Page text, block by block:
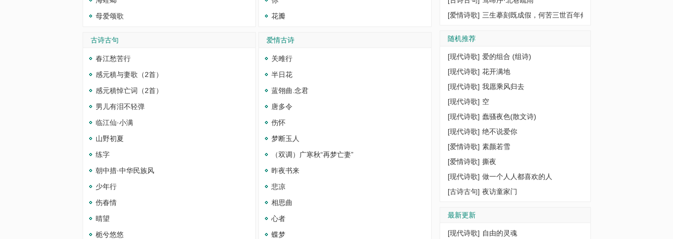
母爱颂歌
花瓣
古诗古句
春江愁苦行
感元稹与妻歌（2首）
感元稹悼亡词（2首）
男儿有泪不轻弹
临江仙·小满
山野初夏
练字
朝中措·中华民族风
少年行
伤春情
晴望
栀兮悠悠
爱情古诗
关雎行
半日花
蓝翎曲.念君
唐多令
伤怀
梦断玉人
（双调）广寒秋“再梦亡妻”
昨夜书来
悲凉
相思曲
心者
蝶梦
[爱情诗歌] 三生摹刻既成假，何苦三世百年修
随机推荐
[现代诗歌] 爱的组合 (组诗)
[现代诗歌] 花开满地
[现代诗歌] 我愿乘风归去
[现代诗歌] 空
[现代诗歌] 蠢骚夜色(散文诗)
[现代诗歌] 绝不说爱你
[爱情诗歌] 素颜若雪
[爱情诗歌] 撕夜
[现代诗歌] 做一个人人都喜欢的人
[古诗古句] 夜访童家门
最新更新
[现代诗歌] 自由的灵魂